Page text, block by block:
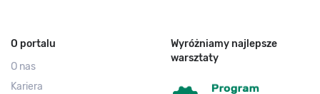
O portalu
O nas
Kariera
Wyróżniamy najlepsze
warsztaty